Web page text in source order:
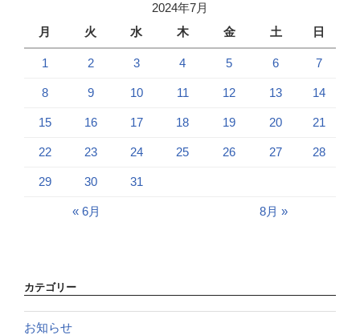
2024年7月
月
火 水 木 金 土 日
1 2 3 4 5 6 7
8 9 10 11 12 13 14
15 16 17 18 19 20 21
22 23 24 25 26 27 28
29 30 31
« 6月 8月 »
カテゴリー
お知らせ